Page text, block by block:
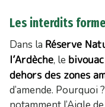
Les interdits
Dans la Réserve
l’Ardèche, le
dehors des zones
d’amende. Pourquoi